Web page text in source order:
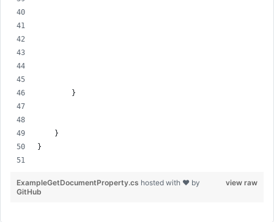
        }
    }
}
view raw
ExampleGetDocumentProperty.cs hosted with ❤ by
GitHub